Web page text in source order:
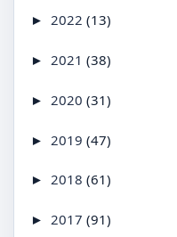
► 2022 (13)
► 2021 (38)
► 2020 (31)
► 2019 (47)
► 2018 (61)
► 2017 (91)